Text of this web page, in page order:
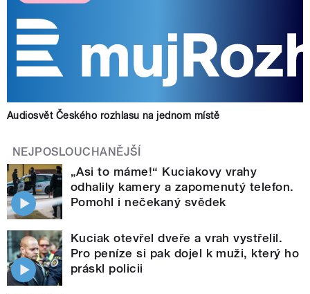
Audiosvět Českého rozhlasu na jednom místě
NEJPOSLOUCHANĚJŠÍ
„Asi to máme!“ Kuciakovy vrahy
odhalily kamery a zapomenutý telefon.
Pomohl i nečekaný svědek
Kuciak otevřel dveře a vrah vystřelil.
Pro peníze si pak dojel k muži, který ho
práskl policii